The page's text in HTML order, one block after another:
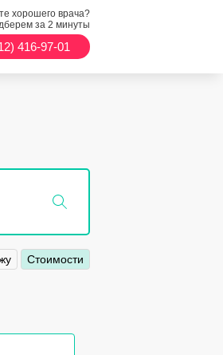
хорошего врача?
за 2 минуты
416-97-01
Стоимости